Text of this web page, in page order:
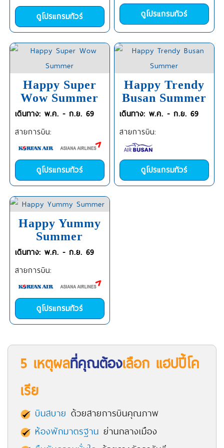
ดูโปรแกรมทัวร์ ดูโปรแกรมทัวร์
Happy Super
Wow Summer
เดินทาง: พ.ค. - ก.ย. 69
สายการบิน:
ดูโปรแกรมทัวร์
Happy Trendy
Busan Summer
เดินทาง: พ.ค. - ก.ย. 69
สายการบิน:
ดูโปรแกรมทัวร์
Happy Yummy
Summer
เดินทาง: พ.ค. - ก.ย. 69
สายการบิน:
ดูโปรแกรมทัวร์
5 เหตุผลที่คุณต้องเลือก แฮปปี้โค
เรีย
บินสบาย ด้วยสายการบินคุณภาพ
ห้องพักมาตรฐาน ย่านกลางเมือง